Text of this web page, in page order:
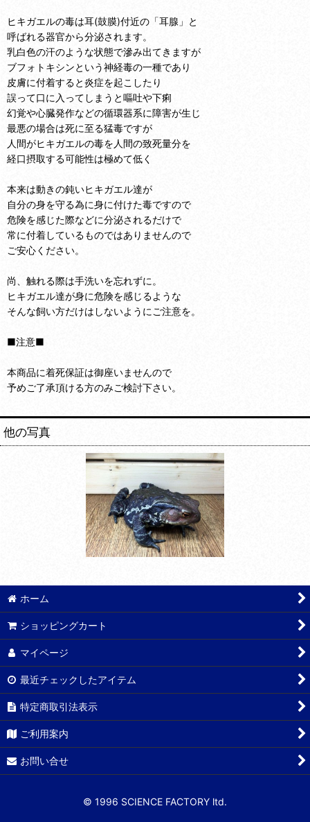
ヒキガエルの毒は耳(鼓膜)付近の「耳腺」と
呼ばれる器官から分泌されます。
乳白色の汗のような状態で滲み出てきますが
ブフォトキシンという神経毒の一種であり
皮膚に付着すると炎症を起こしたり
誤って口に入ってしまうと嘔吐や下痢
幻覚や心臓発作などの循環器系に障害が生じ
最悪の場合は死に至る猛毒ですが
人間がヒキガエルの毒を人間の致死量分を
経口摂取する可能性は極めて低く
本来は動きの鈍いヒキガエル達が
自分の身を守る為に身に付けた毒ですので
危険を感じた際などに分泌されるだけで
常に付着しているものではありませんので
ご安心ください。
尚、触れる際は手洗いを忘れずに。
ヒキガエル達が身に危険を感じるような
そんな飼い方だけはしないようにご注意を。
■注意■
本商品に着死保証は御座いませんので
予めご了承頂ける方のみご検討下さい。
他の写真
ホーム
ショッピングカート
マイページ
最近チェックしたアイテム
特定商取引法表示
ご利用案内
お問い合せ
© 1996 SCIENCE FACTORY ltd.